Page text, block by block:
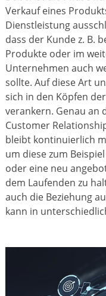
Verkauf eines
Dienstleistung
dass der Kunde z. B.
Produkte oder im
Unternehmen auch
sollte. Auf diese Art
sich in den Köpfen
verankern. Genau an
Customer
bleibt kontinuierlich
um diese zum
oder eine neu
dem Laufenden zu
auch die Beziehung
kann in